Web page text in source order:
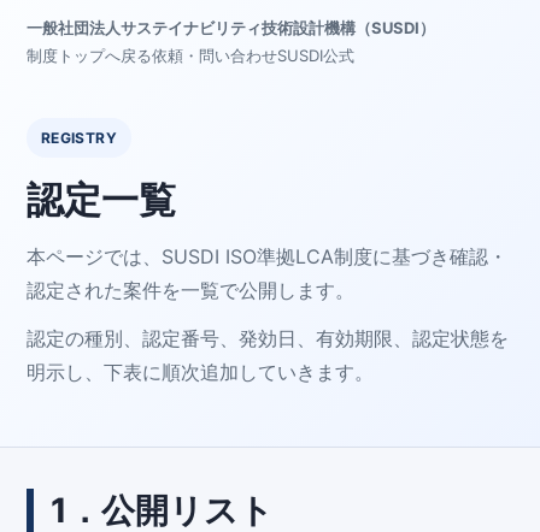
一般社団法人サステイナビリティ技術設計機構（SUSDI）
制度トップへ戻る依頼・問い合わせSUSDI公式
REGISTRY
認定一覧
本ページでは、SUSDI ISO準拠LCA制度に基づき確認・
認定された案件を一覧で公開します。
認定の種別、認定番号、発効日、有効期限、認定状態を
明示し、下表に順次追加していきます。
1．公開リスト